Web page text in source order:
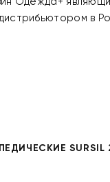
SURSIL